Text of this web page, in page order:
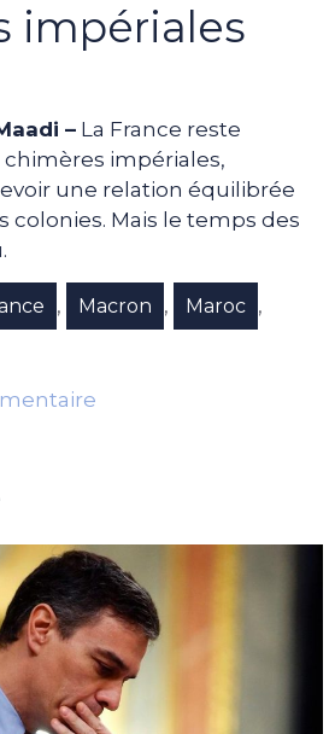
impériales
– La France reste
impériales,
une relation équilibrée
colonies. Mais le temps des
, Macron , Maroc ,